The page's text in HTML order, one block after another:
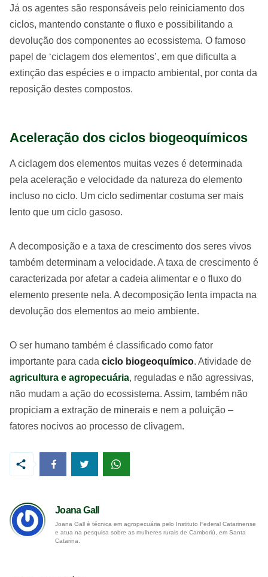
Já os agentes são responsáveis pelo reiniciamento dos
ciclos, mantendo constante o fluxo e possibilitando a
devolução dos componentes ao ecossistema. O famoso
papel de ‘ciclagem dos elementos’, em que dificulta a
extinção das espécies e o impacto ambiental, por conta da
reposição destes compostos.
Aceleração dos ciclos biogeoquímicos
A ciclagem dos elementos muitas vezes é determinada
pela aceleração e velocidade da natureza do elemento
incluso no ciclo. Um ciclo sedimentar costuma ser mais
lento que um ciclo gasoso.
A decomposição e a taxa de crescimento dos seres vivos
também determinam a velocidade. A taxa de crescimento é
caracterizada por afetar a cadeia alimentar e o fluxo do
elemento presente nela. A decomposição lenta impacta na
devolução dos elementos ao meio ambiente.
O ser humano também é classificado como fator
importante para cada ciclo biogeoquímico. Atividade de
agricultura e agropecuária, reguladas e não agressivas,
não mudam a ação do ecossistema. Assim, também não
propiciam a extração de minerais e nem a poluição –
fatores nocivos ao processo de clivagem.
Joana Gall
Joana Gall é técnica em agropecuária pelo Instituto Federal Catarinense
e atua na pesquisa sobre as mulheres rurais de Camboriú, em Santa
Catarina.